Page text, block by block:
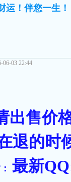
运！伴您一生！
06-03 22:44
出售价
退的时
最新